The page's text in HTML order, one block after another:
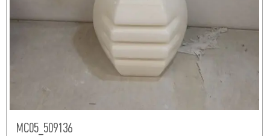
МС05_509136